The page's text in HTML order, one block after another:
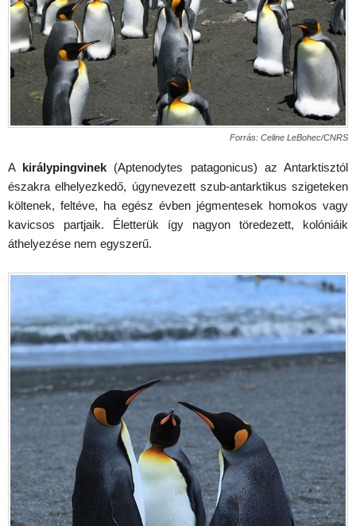
Forrás: Celine LeBohec/CNRS
A királypingvinek (Aptenodytes patagonicus) az Antarktisztól
északra elhelyezkedő, úgynevezett szub-antarktikus szigeteken
költenek, feltéve, ha egész évben jégmentesek homokos vagy
kavicsos partjaik. Életterük így nagyon töredezett, kolóniáik
áthelyezése nem egyszerű.